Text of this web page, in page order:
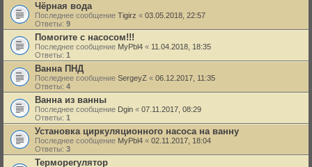
Чёрная вода
Последнее сообщение Tigirz « 03.05.2018, 22:57
Ответы: 9
Помогите с насосом!!!
Последнее сообщение MyPbl4 « 11.04.2018, 18:35
Ответы: 1
Ванна ПНД
Последнее сообщение SergeyZ « 06.12.2017, 11:35
Ответы: 4
Ванна из ванны
Последнее сообщение Dgin « 07.11.2017, 08:29
Ответы: 1
Установка циркуляционного насоса на ванну
Последнее сообщение MyPbl4 « 02.11.2017, 18:04
Ответы: 3
Терморегулятор